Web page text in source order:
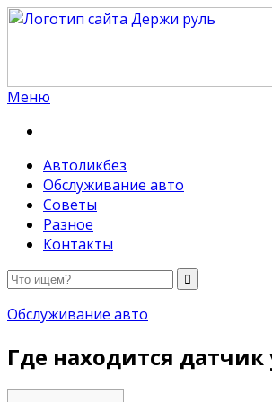
Меню
Автоликбез
Обслуживание авто
Советы
Разное
Контакты
Обслуживание авто
Где находится